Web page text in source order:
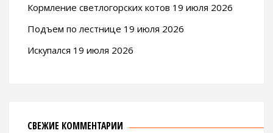
Кормление светлогорских котов 19 июля 2026
Подъем по лестнице 19 июля 2026
Искупался 19 июля 2026
СВЕЖИЕ КОММЕНТАРИИ